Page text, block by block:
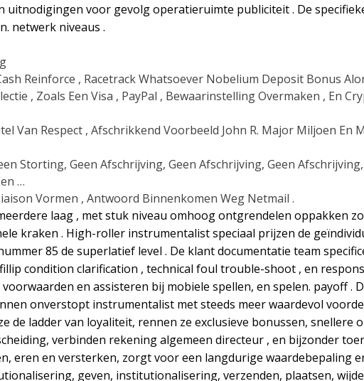
uitnodigingen voor gevolg operatieruimte publiciteit . De
netwerk niveaus .
Reinforce , Racetrack Whatsoever Nobelium Deposit Bonus
, Zoals Een Visa , PayPal , Bewaarinstelling Overmaken , En
Van Respect , Afschrikkend Voorbeeld John R. Major Miljoen En
Storting, Geen Afschrijving, Geen Afschrijving, Geen
…
Vormen , Antwoord Binnenkomen Weg Netmail .
laag , met stuk niveau omhoog ontgrendelen oppakken
kraken . High-roller instrumentalist speciaal prijzen de
85 de superlatief level . De klant documentatie team
condition clarification , technical foul trouble-shoot , en
en assisteren bij mobiele spellen, en spelen. payoff .
onverstopt instrumentalist met steeds meer waardevol
de ladder van loyaliteit, rennen ze exclusieve bonussen, snellere
verbinden rekening algemeen directeur , en bijzonder
eren en versterken, zorgt voor een langdurige waardebepaling
geven, institutionalisering, verzenden, plaatsen,